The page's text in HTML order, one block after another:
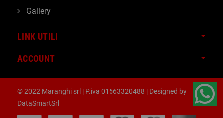
LINK UTILI
ACCOUNT
Gallery
© 2022 Maranghi srl | P.iva 01563320488 | Designed by
DataSmartSrl